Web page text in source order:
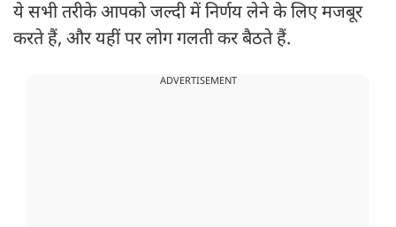
ये सभी तरीके आपको जल्दी में निर्णय लेने के लिए मजबूर
करते हैं, और यहीं पर लोग गलती कर बैठते हैं.
ADVERTISEMENT